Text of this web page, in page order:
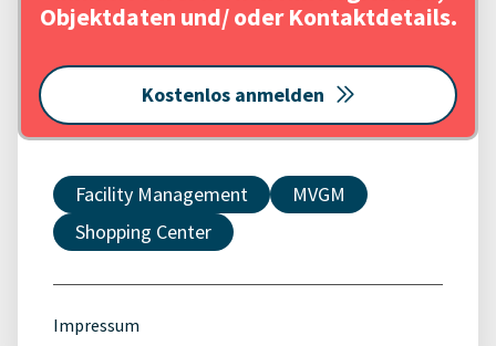
Objektdaten und/ oder Kontaktdetails.
Kostenlos anmelden
Facility Management
MVGM
Shopping Center
Impressum